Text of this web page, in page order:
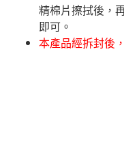
精棉片擦拭後，
即可。
本產品經拆封後